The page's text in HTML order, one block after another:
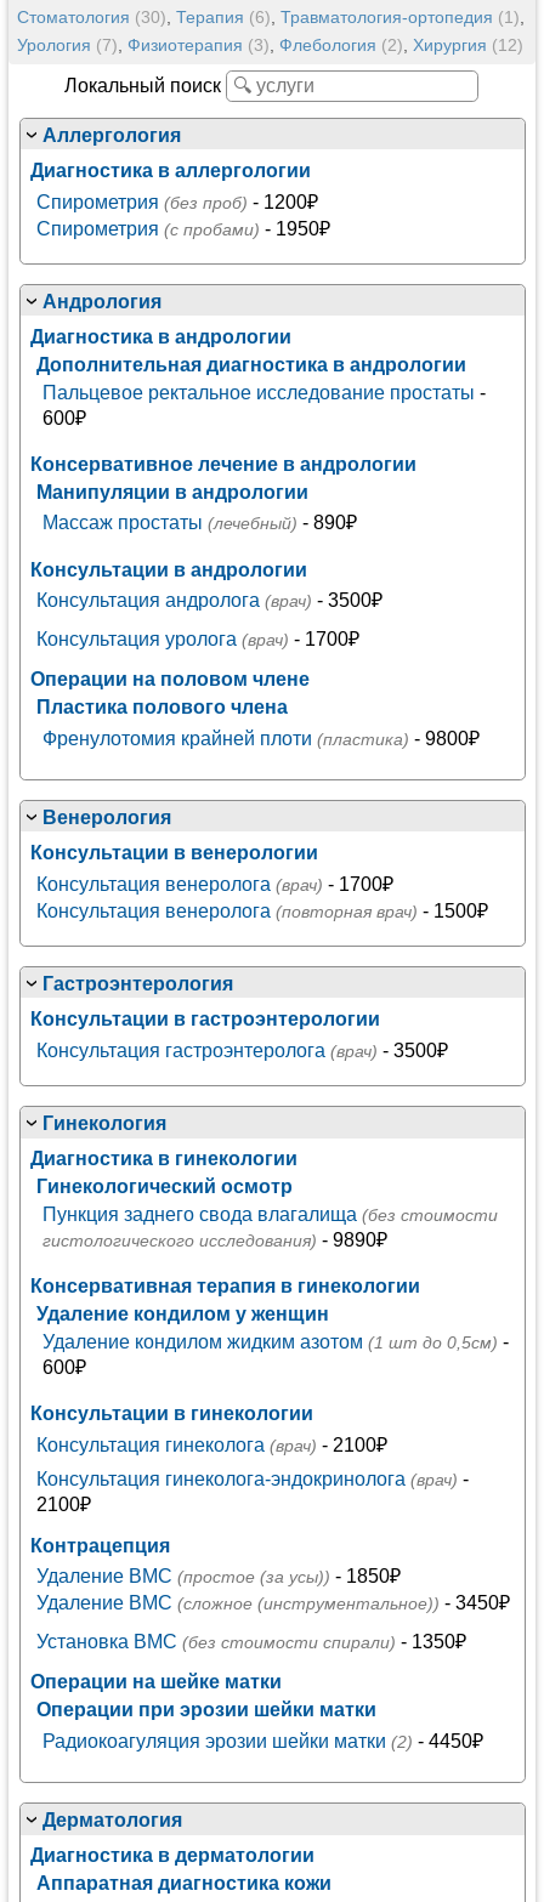
Стоматология (30) Терапия (6) Травматология-ортопедия (1)
Урология (7) Физиотерапия (3) Флебология (2) Хирургия (12)
Локальный поиск
Аллергология
Диагностика в аллергологии
Спирометрия (без проб) - 1200₽
Спирометрия (с пробами) - 1950₽
Андрология
Диагностика в андрологии
Дополнительная диагностика в андрологии
Пальцевое ректальное исследование простаты -
600₽
Консервативное лечение в андрологии
Манипуляции в андрологии
Массаж простаты (лечебный) - 890₽
Консультации в андрологии
Консультация андролога (врач) - 3500₽
Консультация уролога (врач) - 1700₽
Операции на половом члене
Пластика полового члена
Френулотомия крайней плоти (пластика) - 9800₽
Венерология
Консультации в венерологии
Консультация венеролога (врач) - 1700₽
Консультация венеролога (повторная врач) - 1500₽
Гастроэнтерология
Консультации в гастроэнтерологии
Консультация гастроэнтеролога (врач) - 3500₽
Гинекология
Диагностика в гинекологии
Гинекологический осмотр
Пункция заднего свода влагалища (без стоимости
гистологического исследования) - 9890₽
Консервативная терапия в гинекологии
Удаление кондилом у женщин
Удаление кондилом жидким азотом (1 шт до 0,5см) -
600₽
Консультации в гинекологии
Консультация гинеколога (врач) - 2100₽
Консультация гинеколога-эндокринолога (врач) -
2100₽
Контрацепция
Удаление ВМС (простое (за усы)) - 1850₽
Удаление ВМС (сложное (инструментальное)) - 3450₽
Установка ВМС (без стоимости спирали) - 1350₽
Операции на шейке матки
Операции при эрозии шейки матки
Радиокоагуляция эрозии шейки матки (2) - 4450₽
Дерматология
Диагностика в дерматологии
Аппаратная диагностика кожи